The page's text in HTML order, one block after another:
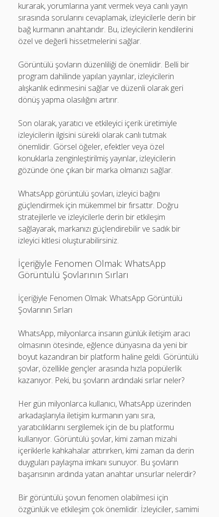
kurarak, yorumlarına yanıt vermek veya canlı yayın
sırasında sorularını cevaplamak, izleyicilerle derin bir
bağ kurmanın anahtarıdır. Bu, izleyicilerin kendilerini
özel ve değerli hissetmelerini sağlar.
Görüntülü şovların düzenliliği de önemlidir. Belli bir
program dahilinde yapılan yayınlar, izleyicilerin
alışkanlık edinmesini sağlar ve düzenli olarak geri
dönüş yapma olasılığını artırır.
Son olarak, yaratıcı ve etkileyici içerik üretimiyle
izleyicilerin ilgisini sürekli olarak canlı tutmak
önemlidir. Görsel öğeler, efektler veya özel
konuklarla zenginleştirilmiş yayınlar, izleyicilerin
gözünde öne çıkan bir marka olmanızı sağlar.
WhatsApp görüntülü şovları, izleyici bağını
güçlendirmek için mükemmel bir fırsattır. Doğru
stratejilerle ve izleyicilerle derin bir etkileşim
sağlayarak, markanızı güçlendirebilir ve sadık bir
izleyici kitlesi oluşturabilirsiniz.
İçeriğiyle Fenomen Olmak: WhatsApp
Görüntülü Şovlarının Sırları
İçeriğiyle Fenomen Olmak: WhatsApp Görüntülü
Şovlarının Sırları
WhatsApp, milyonlarca insanın günlük iletişim aracı
olmasının ötesinde, eğlence dünyasına da yeni bir
boyut kazandıran bir platform haline geldi. Görüntülü
şovlar, özellikle gençler arasında hızla popülerlik
kazanıyor. Peki, bu şovların ardındaki sırlar neler?
Her gün milyonlarca kullanıcı, WhatsApp üzerinden
arkadaşlarıyla iletişim kurmanın yanı sıra,
yaratıcılıklarını sergilemek için de bu platformu
kullanıyor. Görüntülü şovlar, kimi zaman mizahi
içeriklerle kahkahalar attırırken, kimi zaman da derin
duyguları paylaşma imkanı sunuyor. Bu şovların
başarısının ardında yatan anahtar unsurlar nelerdir?
Bir görüntülü şovun fenomen olabilmesi için
özgünlük ve etkileşim çok önemlidir. İzleyiciler, samimi